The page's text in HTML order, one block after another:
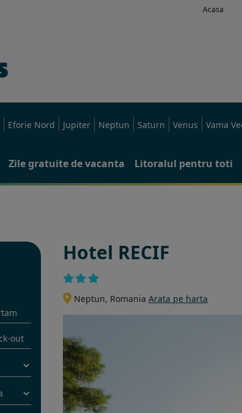
Acasa
Eforie Nord Jupiter Neptun Saturn Venus Vama
Zile gratuite de vacanta Litoralul pentru toti
Hotel RECIF
Neptun, Romania Arata pe harta